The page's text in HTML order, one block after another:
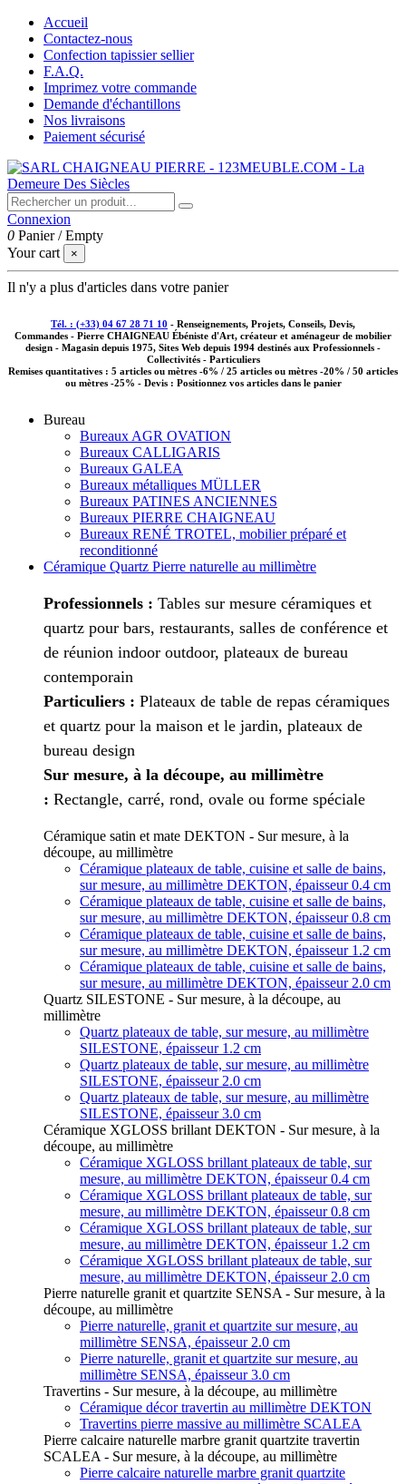
Accueil
Contactez-nous
Confection tapissier sellier
F.A.Q.
Imprimez votre commande
Demande d'échantillons
Nos livraisons
Paiement sécurisé
Connexion
0 Panier /Empty
Your cart
×
Il n'y a plus d'articles dans votre panier
Tél. : (+33) 04 67 28 71 10 - Renseignements, Projets, Conseils, Devis,
Commandes - Pierre CHAIGNEAU Ébéniste d'Art, créateur et aménageur de mobilier
design - Magasin depuis 1975, Sites Web depuis 1994 destinés aux Professionnels -
Collectivités - Particuliers
Remises quantitatives : 5 articles ou mètres -6% / 25 articles ou mètres -20% / 50 articles
ou mètres -25% - Devis : Positionnez vos articles dans le panier
Bureau
Bureaux AGR OVATION
Bureaux CALLIGARIS
Bureaux GALEA
Bureaux métalliques MÜLLER
Bureaux PATINES ANCIENNES
Bureaux PIERRE CHAIGNEAU
Bureaux RENÉ TROTEL, mobilier préparé et
reconditionné
Céramique Quartz Pierre naturelle au millimètre
Professionnels : Tables sur mesure céramiques et
quartz pour bars, restaurants, salles de conférence et
de réunion indoor outdoor, plateaux de bureau
contemporain
Particuliers : Plateaux de table de repas céramiques
et quartz pour la maison et le jardin, plateaux de
bureau design
Sur mesure, à la découpe, au millimètre
: Rectangle, carré, rond, ovale ou forme spéciale
Céramique satin et mate DEKTON - Sur mesure, à la
découpe, au millimètre
Céramique plateaux de table, cuisine et salle de bains,
sur mesure, au millimètre DEKTON, épaisseur 0.4 cm
Céramique plateaux de table, cuisine et salle de bains,
sur mesure, au millimètre DEKTON, épaisseur 0.8 cm
Céramique plateaux de table, cuisine et salle de bains,
sur mesure, au millimètre DEKTON, épaisseur 1.2 cm
Céramique plateaux de table, cuisine et salle de bains,
sur mesure, au millimètre DEKTON, épaisseur 2.0 cm
Quartz SILESTONE - Sur mesure, à la découpe, au
millimètre
Quartz plateaux de table, sur mesure, au millimètre
SILESTONE, épaisseur 1.2 cm
Quartz plateaux de table, sur mesure, au millimètre
SILESTONE, épaisseur 2.0 cm
Quartz plateaux de table, sur mesure, au millimètre
SILESTONE, épaisseur 3.0 cm
Céramique XGLOSS brillant DEKTON - Sur mesure, à la
découpe, au millimètre
Céramique XGLOSS brillant plateaux de table, sur
mesure, au millimètre DEKTON, épaisseur 0.4 cm
Céramique XGLOSS brillant plateaux de table, sur
mesure, au millimètre DEKTON, épaisseur 0.8 cm
Céramique XGLOSS brillant plateaux de table, sur
mesure, au millimètre DEKTON, épaisseur 1.2 cm
Céramique XGLOSS brillant plateaux de table, sur
mesure, au millimètre DEKTON, épaisseur 2.0 cm
Pierre naturelle granit et quartzite SENSA - Sur mesure, à la
découpe, au millimètre
Pierre naturelle, granit et quartzite sur mesure, au
millimètre SENSA, épaisseur 2.0 cm
Pierre naturelle, granit et quartzite sur mesure, au
millimètre SENSA, épaisseur 3.0 cm
Travertins - Sur mesure, à la découpe, au millimètre
Céramique décor travertin au millimètre DEKTON
Travertins pierre massive au millimètre SCALEA
Pierre calcaire naturelle marbre granit quartzite travertin
SCALEA - Sur mesure, à la découpe, au millimètre
Pierre calcaire naturelle marbre granit quartzite